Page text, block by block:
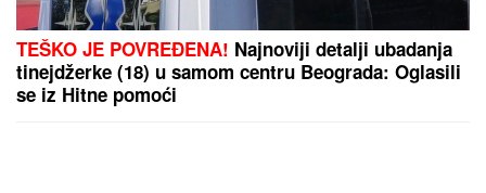
TEŠKO JE POVREĐENA! Najnoviji detalji ubadanja
tinejdžerke (18) u samom centru Beograda: Oglasili
se iz Hitne pomoći